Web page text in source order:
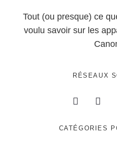
Tout (ou presque) ce
voulu savoir sur les
RÉSEAUX
CATÉGORIES